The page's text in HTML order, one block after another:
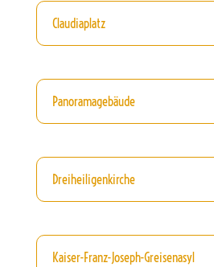
Claudiaplatz
Panoramagebäude
Dreiheiligenkirche
Kaiser-Franz-Joseph-Greisenasyl